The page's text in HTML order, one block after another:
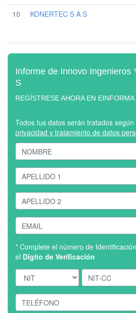
10
KONERTEC S A S
Informe de Innovo Ingenieros
S
REGÍSTRESE AHORA EN EINFORMA
Todos tus datos serán tratados
privacidad y tratamiento de datos
* Complete el número de
el Dígito de Verificación